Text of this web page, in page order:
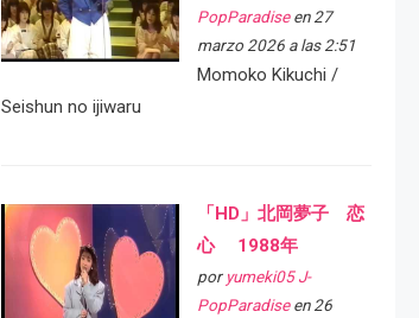
PopParadiseen 27
marzo 2026 a las 2:51
Momoko Kikuchi /
Seishun no ijiwaru
「HD」北岡夢子 恋
心 1988年
por yumeki05 J-
PopParadiseen 26